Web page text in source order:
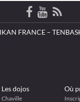
FRANCE –
Les dojos
Chaville
Où